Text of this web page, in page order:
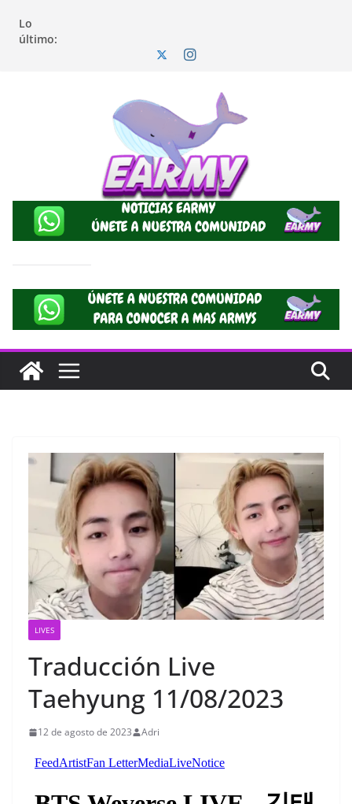
Lo
último:
LIVES
Traducción Live
Taehyung 11/08/2023
12 de agosto de 2023 Adri